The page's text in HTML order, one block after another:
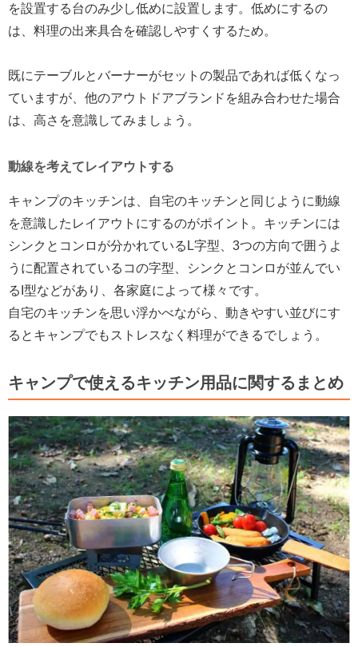
を設置する台のみ少し低めに設置します。低めにするの
は、料理の出来具合を確認しやすくするため。
既にテーブルとバーナーがセットの製品であれば低くなっ
ていますが、他のアウトドアブランドを組み合わせた場合
は、高さを意識してみましょう。
動線を考えてレイアウトする
キャンプのキッチンは、自宅のキッチンと同じように動線
を意識したレイアウトにするのがポイント。キッチンには
シンクとコンロが分かれているL字型、3つの方向で囲うよ
うに配置されているコの字型、シンクとコンロが並んでい
るI型などがあり、各家庭によって様々です。
自宅のキッチンを思い浮かべながら、動きやすい並びにす
るとキャンプでもストレスなく料理ができるでしょう。
キャンプで使えるキッチン用品に関するまとめ